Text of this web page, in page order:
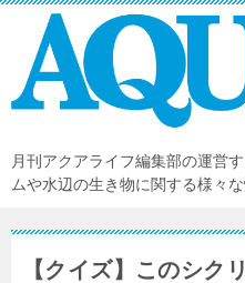
月刊アクアライフ編集部の運営
ムや水辺の生き物に関する様々
【クイズ】このシク